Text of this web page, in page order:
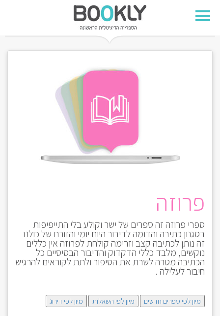
פרוזה
ספרי פרוזה זה ספרים של ישר וקולע בלי התייפיפות
בסגנון כתיבה והדומה לדיבור היום יומי והזורם של כולנו
זה נותן לכתיבה קצב וזרימה קולחת לפרוזה אין כללים
נוקשים, מלבד כללי הדקדוק והדיבור הבסיסיים כל
הכתיבה מטרה לשרת את הסיפור ולתת לקוראים להרגיש
חיבור לעלילה .
מיון לפי ספרים חדשים מיון לפי השאלות מיון לפי דירוג